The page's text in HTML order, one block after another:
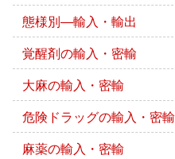
態様別―輸入・輸出
覚醒剤の輸入・密輸
大麻の輸入・密輸
危険ドラッグの輸入・密輸
麻薬の輸入・密輸